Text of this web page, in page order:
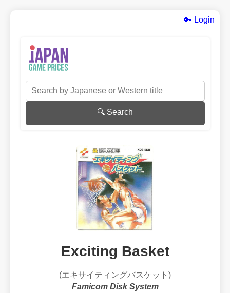
🔑 Login
🔍 Search
Exciting Basket
(エキサイティングバスケット)
Famicom Disk System